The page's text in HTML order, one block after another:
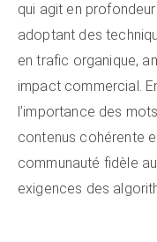
qui agit en
adoptant des
en trafic organique,
impact commercial.
l’importance des
contenus cohérente
communauté fidèle
exigences des